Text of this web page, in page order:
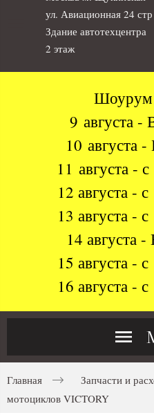
ул. Авиационная 24 стр
Здание автотехцентра
2 этаж
Шоурум
9
10
11 августа -
12 августа -
13 августа -
14
15 августа -
16 августа -
Главная
Запчасти и
мотоциклов VICTORY